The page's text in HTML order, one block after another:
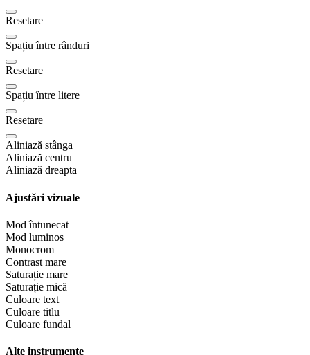
Resetare
Spațiu între rânduri
Resetare
Spațiu între litere
Resetare
Aliniază stânga
Aliniază centru
Aliniază dreapta
Ajustări vizuale
Mod întunecat
Mod luminos
Monocrom
Contrast mare
Saturație mare
Saturație mică
Culoare text
Culoare titlu
Culoare fundal
Alte instrumente